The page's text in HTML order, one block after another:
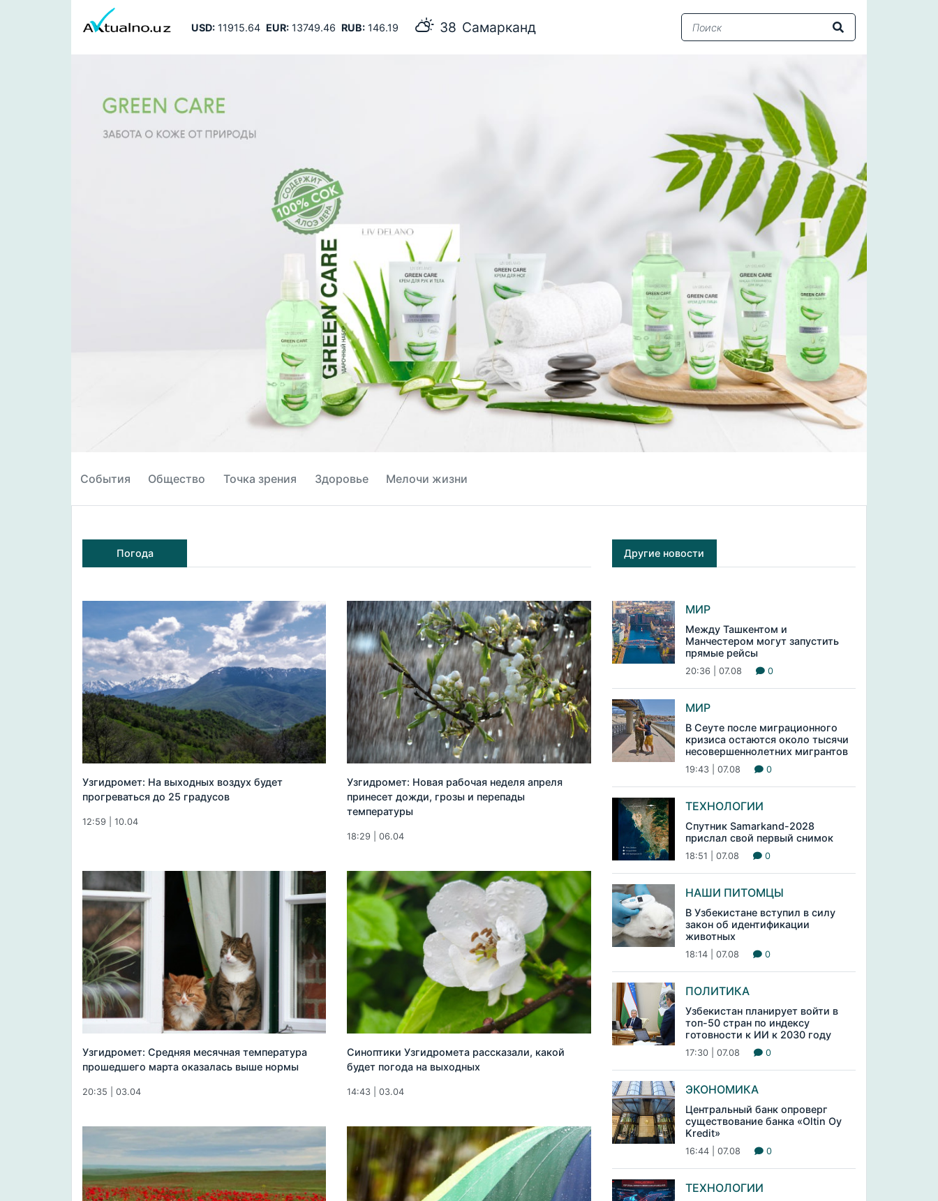
USD:11915.64 EUR:13749.46 RUB:146.19 38 Самарканд
События Общество Точка зрения Здоровье Мелочи жизни
Погода
Узгидромет: На выходных воздух будет
прогреваться до 25 градусов
12:59 | 10.04
Узгидромет: Новая рабочая неделя апреля
принесет дожди, грозы и перепады
температуры
18:29 | 06.04
Узгидромет: Средняя месячная температура
прошедшего марта оказалась выше нормы
20:35 | 03.04
Синоптики Узгидромета рассказали, какой
будет погода на выходных
14:43 | 03.04
Другие новости
МИР
Между Ташкентом и
Манчестером могут запустить
прямые рейсы
20:36 | 07.08 0
МИР
В Сеуте после миграционного
кризиса остаются около тысячи
несовершеннолетних мигрантов
19:43 | 07.08 0
ТЕХНОЛОГИИ
Спутник Samarkand-2028
прислал свой первый снимок
18:51 | 07.08 0
НАШИ ПИТОМЦЫ
В Узбекистане вступил в силу
закон об идентификации
животных
18:14 | 07.08 0
ПОЛИТИКА
Узбекистан планирует войти в
топ-50 стран по индексу
готовности к ИИ к 2030 году
17:30 | 07.08 0
ЭКОНОМИКА
Центральный банк опроверг
существование банка «Oltin Oy
Kredit»
16:44 | 07.08 0
ТЕХНОЛОГИИ